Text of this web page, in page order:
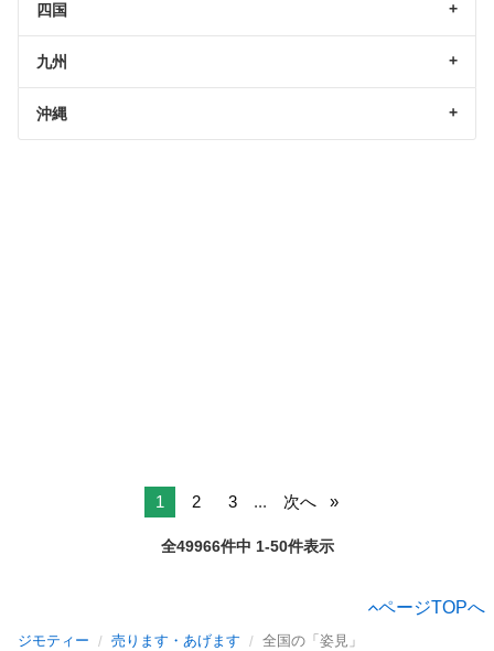
四国
九州
沖縄
1 2 3 ... 次へ
全49966件中 1-50件表示
ページTOPへ
ジモティー 売ります・あげます 全国の「姿見」